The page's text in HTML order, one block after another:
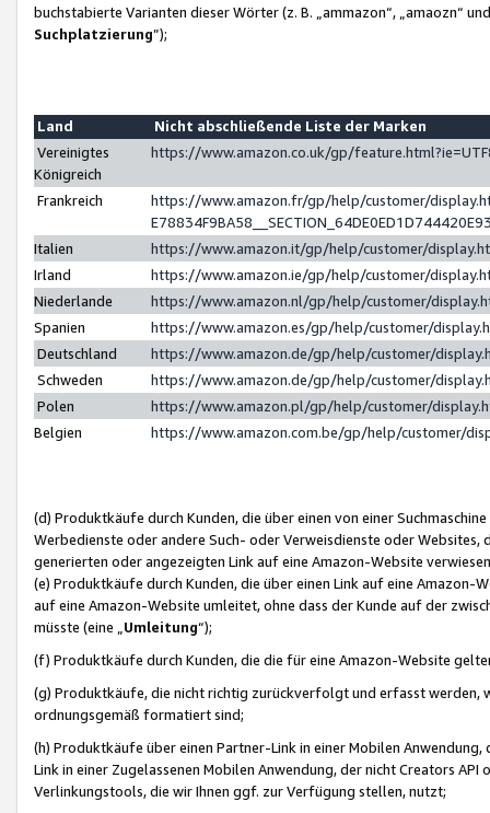
buchstabierte Varianten dieser Wörter (z. B. „ammazon“, „amaozn“
Suchplatzierung”);
Land
Nicht abschließende Liste der Marken
Vereinigtes
Königreich
https://www.amazon.co.uk/gp/
Frankreich
https://www.amazon.fr/gp/help/customer/
Italien
https://www.amazon.it/gp/help/customer/
Irland
https://www.amazon.ie/gp/help/customer/
Niederlande
https://www.amazon.nl/gp/help/customer/
Spanien
https://www.amazon.es/gp/help/customer/
Deutschland
https://www.amazon.de/gp/help/customer/
Schweden
https://www.amazon.de/gp/help/customer/
Polen
https://www.amazon.pl/gp/help/customer/
Belgien
https://www.amazon.com.be/gp/help/customer/
(d) Produktkäufe durch Kunden, die über einen von einer
Werbedienste oder andere Such- oder Verweisdienste oder Websites,
generierten oder angezeigten Link auf eine Amazon-Website
(e) Produktkäufe durch Kunden, die über einen Link auf eine
auf eine Amazon-Website umleitet, ohne dass der Kunde auf der
müsste (eine „ Umleitung“);
(f) Produktkäufe durch Kunden, die die für eine Amazon-Website
(g) Produktkäufe, die nicht richtig zurückverfolgt und erfasst werden,
ordnungsgemäß formatiert sind;
(h) Produktkäufe über einen Partner-Link in einer Mobilen
Link in einer Zugelassenen Mobilen Anwendung, der nicht Creators
Verlinkungstools, die wir Ihnen ggf. zur Verfügung stellen, nutzt;